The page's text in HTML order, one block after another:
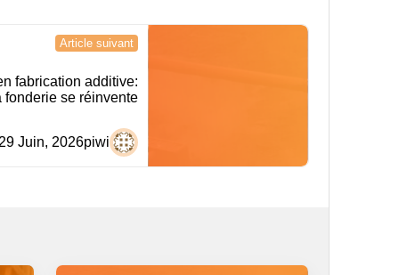
Article suivant
fabrication additive:
fonderie se réinvente
piwi
29 Juin, 2026